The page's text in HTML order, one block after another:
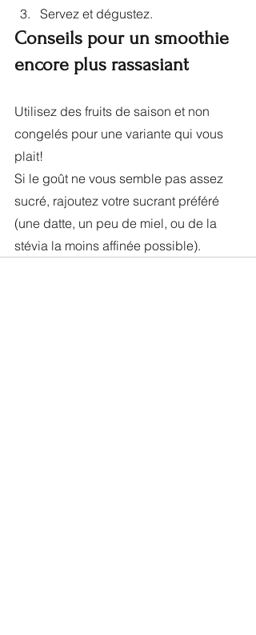
Servez et dégustez.
Conseils pour un smoothie
encore plus rassasiant
Utilisez des fruits de saison et non
congelés pour une variante qui vous
plait!
Si le goût ne vous semble pas assez
sucré, rajoutez votre sucrant préféré
(une datte, un peu de miel, ou de la
stévia la moins affinée possible).